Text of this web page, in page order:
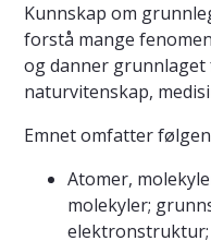
Kunnskap om
forstå mange
og danner
naturvitenskap,
Emnet omfatter
Atomer,
molekyler;
elektronstruktur;